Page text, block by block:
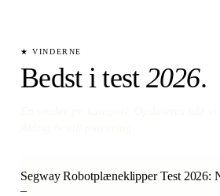
★ VINDERNE
Bedst i test 2026.
Segway Robotplæneklipper Test 2026:
–